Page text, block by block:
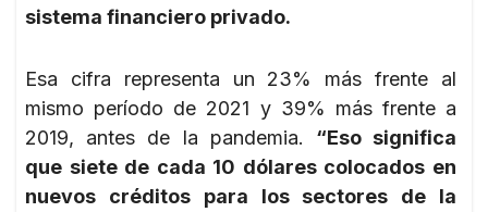
sistema financiero privado.
Esa cifra representa un 23% más frente al
mismo período de 2021 y 39% más frente a
2019, antes de la pandemia. “Eso significa
que siete de cada 10 dólares colocados en
nuevos créditos para los sectores de la